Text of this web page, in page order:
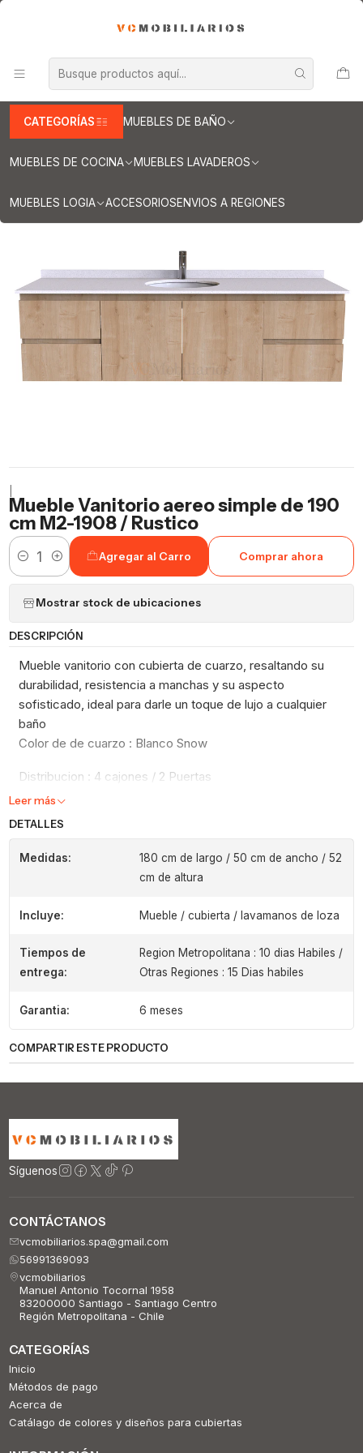
CATEGORÍAS MUEBLES DE BAÑO
MUEBLES DE COCINA MUEBLES LAVADEROS
MUEBLES LOGIA ACCESORIOSENVIOS A REGIONES
Muebles vanitorio aereo - simple
Mueble vanitorios aereo - simple de cuarzo
Muebles vanitorios aereo simple cuarzo / 190 cm
Mueble Vanitorio aereo simple de 190 cm M2-1908 / Rustico
Mueble Vanitorio aereo simple de 190
cm M2-1908 / Rustico
Cantidad
Agregar al Carro Comprar ahora
Mostrar stock de ubicaciones
DESCRIPCIÓN
Mueble vanitorio con cubierta de cuarzo, resaltando su
durabilidad, resistencia a manchas y su aspecto
sofisticado, ideal para darle un toque de lujo a cualquier
baño
Color de de cuarzo : Blanco Snow
Distribucion : 4 cajones / 2 Puertas
Leer más
DETALLES
Medidas:
180 cm de largo / 50 cm de ancho / 52
cm de altura
Incluye: Mueble / cubierta / lavamanos de loza
Tiempos de
entrega:
Region Metropolitana : 10 dias Habiles /
Otras Regiones : 15 Dias habiles
Garantia: 6 meses
COMPARTIR ESTE PRODUCTO
Síguenos
CONTÁCTANOS
vcmobiliarios.spa@gmail.com
56991369093
vcmobiliarios
Manuel Antonio Tocornal 1958
83200000 Santiago - Santiago Centro
Región Metropolitana - Chile
CATEGORÍAS
Inicio
Métodos de pago
Acerca de
Catálago de colores y diseños para cubiertas